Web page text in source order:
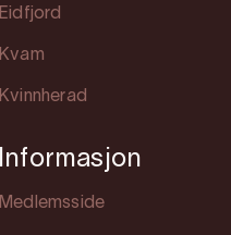
Eidfjord
Kvam
Kvinnherad
Informasjon
Medlemsside